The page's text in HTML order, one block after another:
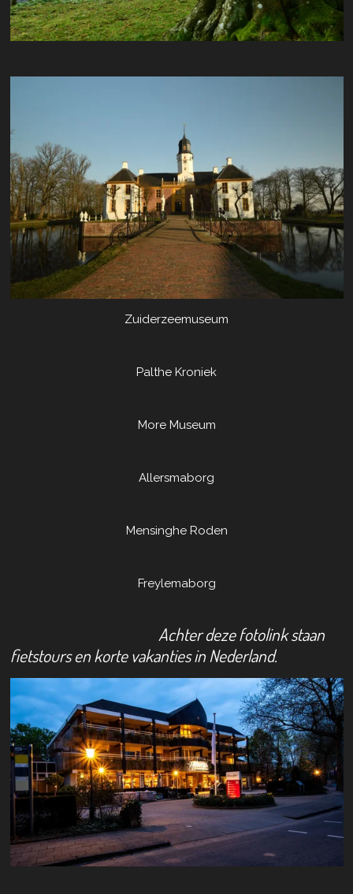
Zuiderzeemuseum
Palthe Kroniek
More Museum
Allersmaborg
Mensinghe Roden
Freylemaborg
Achter deze fotolink staan
fietstours en korte vakanties in Nederland.